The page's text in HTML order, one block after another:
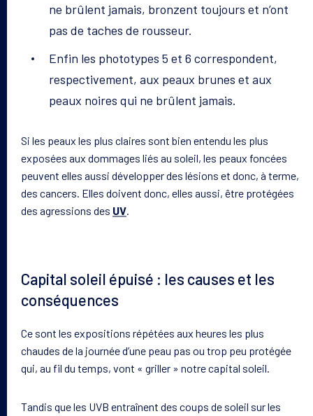
ne brûlent jamais, bronzent toujours et n’ont
pas de taches de rousseur.
Enfin les phototypes 5 et 6 correspondent,
respectivement, aux peaux brunes et aux
peaux noires qui ne brûlent jamais.
Si les peaux les plus claires sont bien entendu les plus
exposées aux dommages liés au soleil, les peaux foncées
peuvent elles aussi développer des lésions et donc, à terme,
des cancers. Elles doivent donc, elles aussi, être protégées
des agressions des UV
Capital soleil épuisé : les causes et les
conséquences
Ce sont les expositions répétées aux heures les plus
chaudes de la journée d’une peau pas ou trop peu protégée
qui, au fil du temps, vont « griller » notre capital soleil.
Tandis que les UVB entraînent des coups de soleil sur les